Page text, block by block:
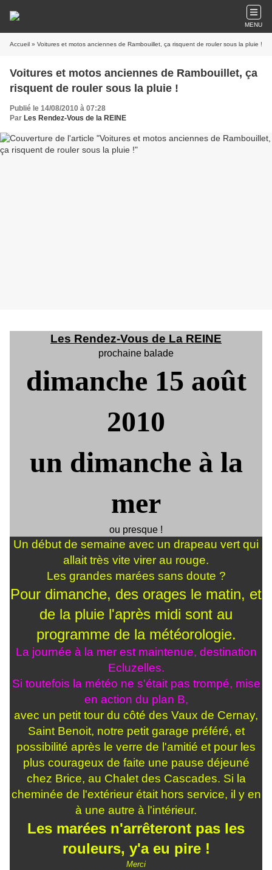
MENU
Accueil » Voitures et motos anciennes de Rambouillet, ça risquent de rouler sous la pluie !
Voitures et motos anciennes de Rambouillet, ça
risquent de rouler sous la pluie !
Publié le 14/08/2010 à 07:28
Par Les Rendez-Vous de la REINE
Les Rendez-Vous de La REINE
prochaine balade
dimanche 15 août
2010
un dimanche à la
mer
ou presque !
Un début de semaine avec un drapeau vert qui
allait très vite virer au rouge.
Les grandes marées sans doute ?
Pour dimanche, des orages le matin, et
de la pluie l'après midi sont au
programme de la météorologie.
La journée à la mer est maintenue, destination
Ecluzelles.
Si toutefois la météo ne s'était pas trompé, mise
en action du plan B,
avec un petit tour du côté des Vaux de Cernay,
Saint Benoit, notre petit garage préféré, et
possibilité après le verre de l'amitié et pour les
plus courageux de faite une pause déjeuné
chez Brice, au Chalet des Cascades. Si la
cheminée de l'extérieur était hors service, il y en
à une autre à l'intérieur.
Les marées n'arrêteront pas les
rouleurs, y'a eu pire !
Merci